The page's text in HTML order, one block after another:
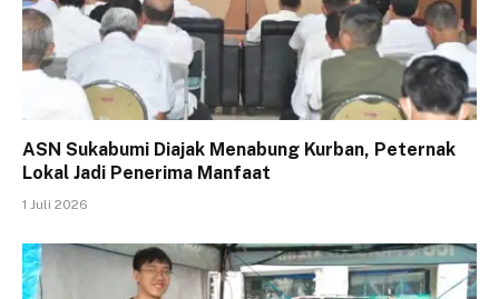
ASN Sukabumi Diajak Menabung Kurban, Peternak
Lokal Jadi Penerima Manfaat
1 Juli 2026